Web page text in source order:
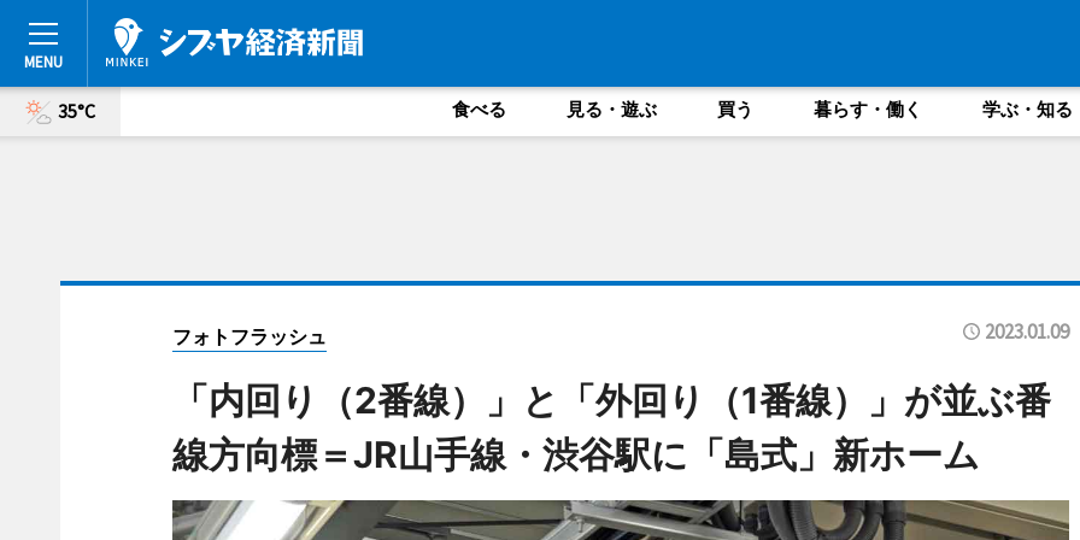
35°C 食べる 見る・遊ぶ 買う 暮らす・働く 学ぶ・知る
フォトフラッシュ 2023.01.09
「内回り（2番線）」と「外回り（1番線）」が並ぶ番
線方向標＝JR山手線・渋谷駅に「島式」新ホーム